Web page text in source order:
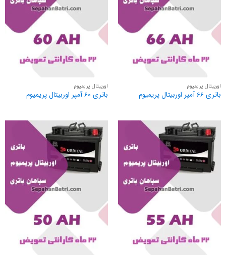
اوربیتال پریمیوم
باتری 66 آمپر اوربیتال پریمیوم
اوربیتال پریمیوم
باتری 60 آمپر اوربیتال پریمیوم